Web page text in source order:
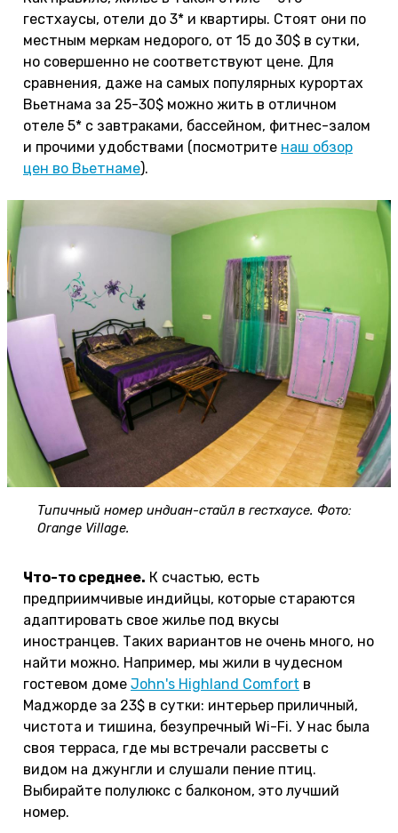
гестхаусы, отели до 3* и квартиры. Стоят они по
местным меркам недорого, от 15 до 30$ в сутки,
но совершенно не соответствуют цене. Для
сравнения, даже на самых популярных курортах
Вьетнама за 25-30$ можно жить в отличном
отеле 5* с завтраками, бассейном, фитнес-залом
и прочими удобствами (посмотрите наш обзор
цен во Вьетнаме).
Типичный номер индиан-стайл в гестхаусе. Фото:
Orange Village.
Что-то среднее. К счастью, есть
предприимчивые индийцы, которые стараются
адаптировать свое жилье под вкусы
иностранцев. Таких вариантов не очень много, но
найти можно. Например, мы жили в чудесном
гостевом доме John's Highland Comfort в
Маджорде за 23$ в сутки: интерьер приличный,
чистота и тишина, безупречный Wi-Fi. У нас была
своя терраса, где мы встречали рассветы с
видом на джунгли и слушали пение птиц.
Выбирайте полулюкс с балконом, это лучший
номер.